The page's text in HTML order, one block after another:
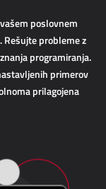
poslovnem
Rešujte probleme z
programiranja.
primerov
prilagojena